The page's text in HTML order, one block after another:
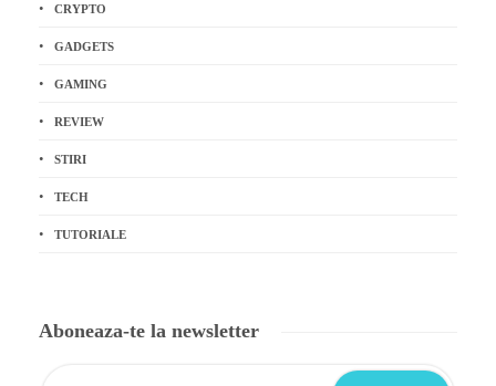
CRYPTO
GADGETS
GAMING
REVIEW
STIRI
TECH
TUTORIALE
Aboneaza-te la newsletter